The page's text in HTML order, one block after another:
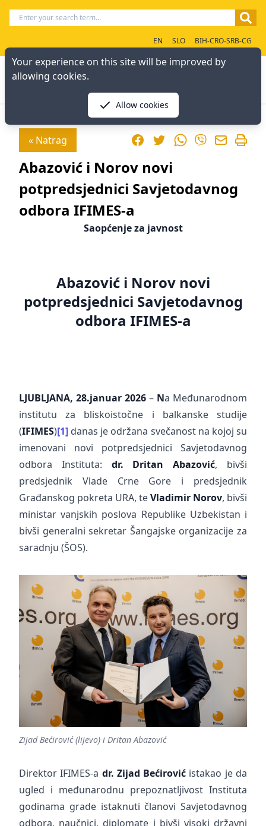
EN SLO BIH-CRO-SRB-CG
« Natrag FacebookTwitterWhatsApp
Viber
Abazović i Norov novi
potpredsjednici Savjetodavnog
odbora IFIMES-a
Saopćenje za javnost
Abazović i Norov novi
potpredsjednici Savjetodavnog
odbora IFIMES-a
LJUBLJANA, 28.januar 2026 – Na Međunarodnom
institutu za bliskoistočne i balkanske studije
(IFIMES)[1] danas je održana svečanost na kojoj su
imenovani novi potpredsjednici Savjetodavnog
odbora Instituta: dr. Dritan Abazović, bivši
predsjednik Vlade Crne Gore i predsjednik
Građanskog pokreta URA, teVladimir Norov, bivši
ministar vanjskih poslova Republike Uzbekistan i
bivši generalni sekretar Šangajske organizacije za
saradnju (ŠOS).
Zijad Bećirović (lijevo) i Dritan Abazović
Direktor IFIMES-a dr. Zijad Bećirović istakao je da
ugled i međunarodnu prepoznatljivost Instituta
godinama grade istaknuti članovi Savjetodavnog
odbora, naučnici, diplomate i bivši visoki državni
Your experience on this site will be improved by
allowing cookies.
Allow cookies